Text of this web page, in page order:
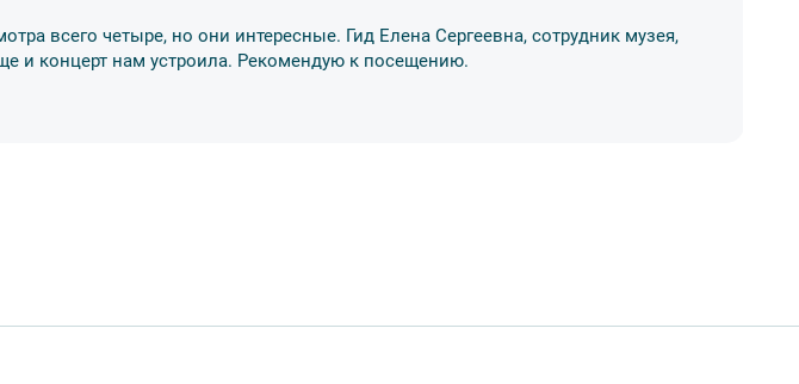
за
на
всего четыре, но они интересные. Гид Елена Сергеевна, сотрудник музея,
и концерт нам устроила. Рекомендую к посещению.